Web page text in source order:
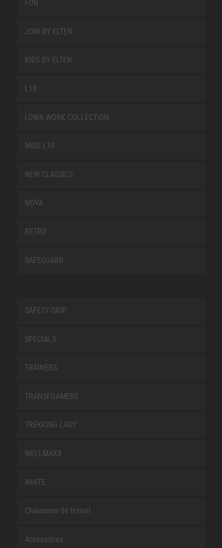
FUN
JORI BY ELTEN
KIDS BY ELTEN
L10
LOWA WORK COLLECTION
MISS L10
NEW CLASSICS
NOVA
RETRO
SAFEGUARD
SAFETY-GRIP
SPECIALS
TRAINERS
TRANSFOAMERS
TREKKING LADY
WELLMAXX
WHITE
Chaussure de travail
Accessoires